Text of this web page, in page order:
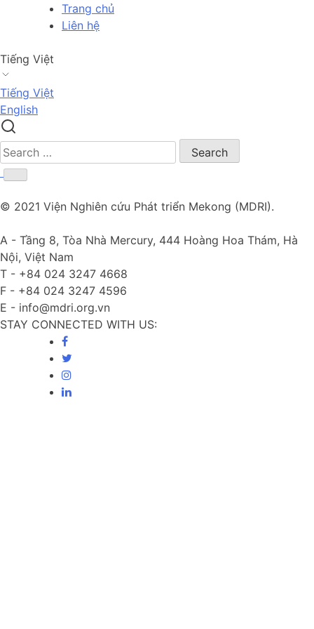
Trang chủ
Liên hệ
Tiếng Việt
Tiếng Việt
English
Search
for:
© 2021 Viện Nghiên cứu Phát triển Mekong (MDRI).
A - Tầng 8, Tòa Nhà Mercury, 444 Hoàng Hoa Thám, Hà
Nội, Việt Nam
T - +84 024 3247 4668
F - +84 024 3247 4596
E - info@mdri.org.vn
STAY CONNECTED WITH US: